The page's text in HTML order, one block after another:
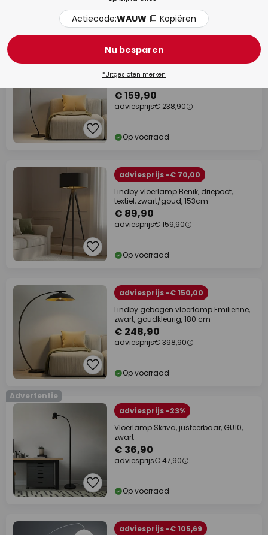
Op voorraad
adviesprijs -€ 79,00
Lindby booglamp Jonera, zwart,
€ 159,90
adviesprijs€ 238,90
Op voorraad
adviesprijs -€ 70,00
Lindby vloerlamp Benik, driepoot,
textiel, zwart/goud, 153cm
€ 89,90
adviesprijs€ 159,90
Op voorraad
adviesprijs -€ 150,00
Lindby gebogen vloerlamp Emilienne,
zwart, goudkleurig, 180 cm
€ 248,90
adviesprijs€ 398,90
Op voorraad
Advertentie
adviesprijs -23%
Vloerlamp Skriva, justeerbaar, GU10,
zwart
€ 36,90
adviesprijs€ 47,90
Op voorraad
adviesprijs -€ 105,69
Actiecode:WAUW Kopiëren
Nu besparen
*Uitgesloten merken